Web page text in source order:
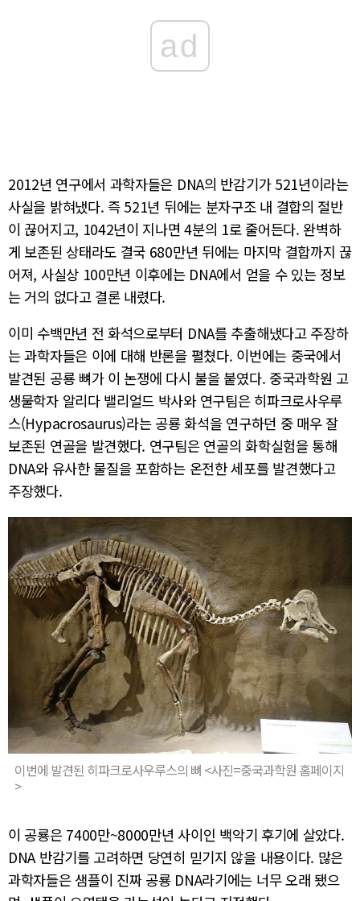
ad
2012년 연구에서 과학자들은 DNA의 반감기가 521년이라는
사실을 밝혀냈다. 즉 521년 뒤에는 분자구조 내 결합의 절반
이 끊어지고, 1042년이 지나면 4분의 1로 줄어든다. 완벽하
게 보존된 상태라도 결국 680만년 뒤에는 마지막 결합까지 끊
어져, 사실상 100만년 이후에는 DNA에서 얻을 수 있는 정보
는 거의 없다고 결론 내렸다.
이미 수백만년 전 화석으로부터 DNA를 추출해냈다고 주장하
는 과학자들은 이에 대해 반론을 펼쳤다. 이번에는 중국에서
발견된 공룡 뼈가 이 논쟁에 다시 불을 붙였다. 중국과학원 고
생물학자 알리다 밸리얼드 박사와 연구팀은 히파크로사우루
스(Hypacrosaurus)라는 공룡 화석을 연구하던 중 매우 잘
보존된 연골을 발견했다. 연구팀은 연골의 화학실험을 통해
DNA와 유사한 물질을 포함하는 온전한 세포를 발견했다고
주장했다.
이번에 발견된 히파크로사우루스의 뼈 <사진=중국과학원 홈페이지
>
이 공룡은 7400만~8000만년 사이인 백악기 후기에 살았다.
DNA 반감기를 고려하면 당연히 믿기지 않을 내용이다. 많은
과학자들은 샘플이 진짜 공룡 DNA라기에는 너무 오래 됐으